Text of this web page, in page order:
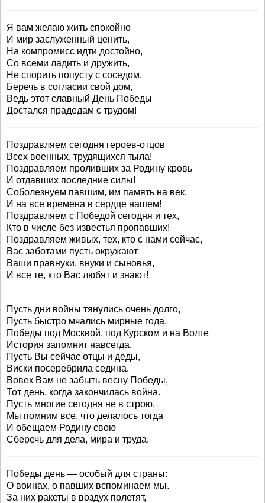
Я вам желаю жить спокойно
И мир заслуженный ценить,
На компромисс идти достойно,
Со всеми ладить и дружить,
Не спорить попусту с соседом,
Беречь в согласии свой дом,
Ведь этот славный День Победы
Достался прадедам с трудом!
Поздравляем сегодня героев-отцов
Всех военных, трудящихся тыла!
Поздравляем проливших за Родину кровь
И отдавших последние силы!
Соболезнуем павшим, им память на век,
И на все времена в сердце нашем!
Поздравляем с Победой сегодня и тех,
Кто в числе без известья пропавших!
Поздравляем живых, тех, кто с нами сейчас,
Вас заботами пусть окружают
Ваши правнуки, внуки и сыновья,
И все те, кто Вас любят и знают!
Пусть дни войны тянулись очень долго,
Пусть быстро мчались мирные года.
Победы под Москвой, под Курском и на Волге
История запомнит навсегда.
Пусть Вы сейчас отцы и деды,
Виски посеребрила седина.
Вовек Вам не забыть весну Победы,
Тот день, когда закончилась война.
Пусть многие сегодня не в строю,
Мы помним все, что делалось тогда
И обещаем Родину свою
Сберечь для дела, мира и труда.
Победы день — особый для страны:
О воинах, о павших вспоминаем мы.
За них ракеты в воздух полетят,